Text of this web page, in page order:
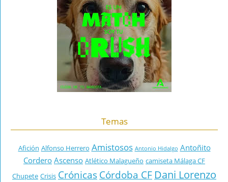
Temas
Afición Alfonso Herrero Amistosos Antonio Hidalgo Antoñito
CorderoAscenso Atlético Malagueño camiseta Málaga CF
Chupete Crisis Crónicas Córdoba CF Dani Lorenzo